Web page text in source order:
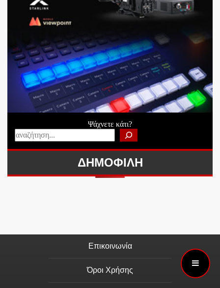
Ψάχνετε κάτι?
ΔΗΜΟΦΙΛΗ
Επικοινωνία
Όροι Χρήσης